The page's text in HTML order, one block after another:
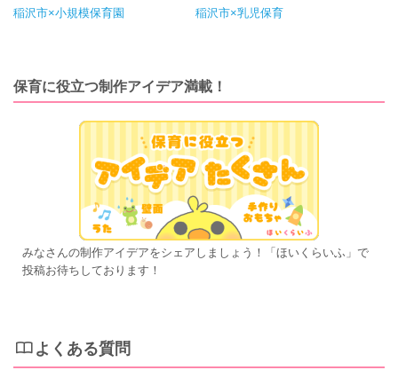
稲沢市×小規模保育園 稲沢市×乳児保育
保育に役立つ制作アイデア満載！
みなさんの制作アイデアをシェアしましょう！「ほいくらいふ」で
投稿お待ちしております！
よくある質問